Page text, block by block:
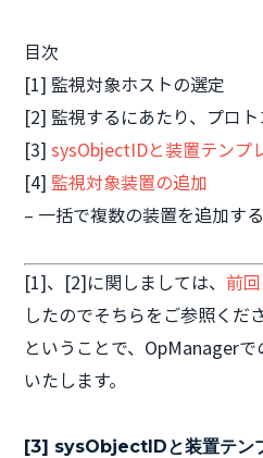
目次
[1] 監視対象ホストの選定
[2] 監視するにあたり、プロ
[3]sysObjectIDと装置テンプ
[4] 監視対象装置の追加
– 一括で複数の装置を追加す
[1]、[2]に関しましては、 前
したのでそちらをご参照くだ
ということで、OpManager
いたします。
[3] sysObjectIDと装置テン